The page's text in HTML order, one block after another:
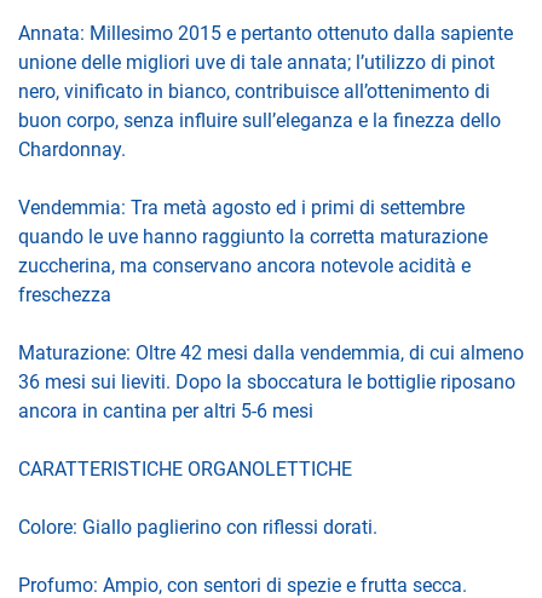
Annata: Millesimo 2015 e pertanto ottenuto dalla sapiente
unione delle migliori uve di tale annata; l’utilizzo di pinot
nero, vinificato in bianco, contribuisce all’ottenimento di
buon corpo, senza influire sull’eleganza e la finezza dello
Chardonnay.
Vendemmia: Tra metà agosto ed i primi di settembre
quando le uve hanno raggiunto la corretta maturazione
zuccherina, ma conservano ancora notevole acidità e
freschezza
Maturazione: Oltre 42 mesi dalla vendemmia, di cui almeno
36 mesi sui lieviti. Dopo la sboccatura le bottiglie riposano
ancora in cantina per altri 5-6 mesi
CARATTERISTICHE ORGANOLETTICHE
Colore: Giallo paglierino con riflessi dorati.
Profumo: Ampio, con sentori di spezie e frutta secca.